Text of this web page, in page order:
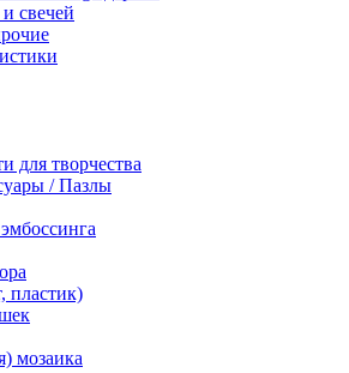
свечей
для творчества
/ Пазлы
пластик)
мозаика